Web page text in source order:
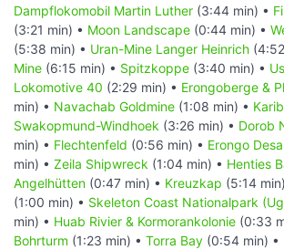
Dampflokomobil Martin Luther (3:44 min) •
(3:21 min) • Moon Landscape (0:44 min) •
(5:38 min) • Uran-Mine Langer Heinrich
Mine (6:15 min) • Spitzkoppe (3:40 min) •
Lokomotive 40 (2:29 min) • Erongoberge &
min) • Navachab Goldmine (1:08 min) •
Swakopmund-Windhoek (3:26 min) • Dorob
min) • Flechtenfeld (0:56 min) • Erongo
min) • Zeila Shipwreck (1:04 min) • Henties
Angelhütten (0:47 min) • Kreuzkap (5:14
(1:00 min) • Skeleton Coast Nationalpark
min) • Huab Rivier & Kormorankolonie (0:33
Bohrturm (1:23 min) • Torra Bay (0:54 min) •